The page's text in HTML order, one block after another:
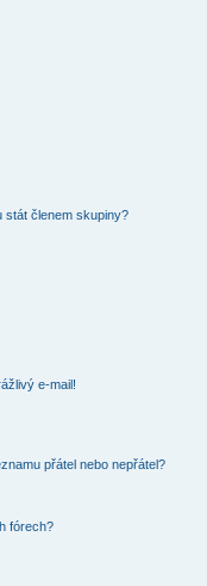
stát členem skupiny?
e-mail!
přátel nebo nepřátel?
fórech?